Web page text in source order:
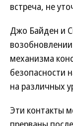
встреча, не
Джо Байден и
механизма
безопасности
на различных
Эти контакты